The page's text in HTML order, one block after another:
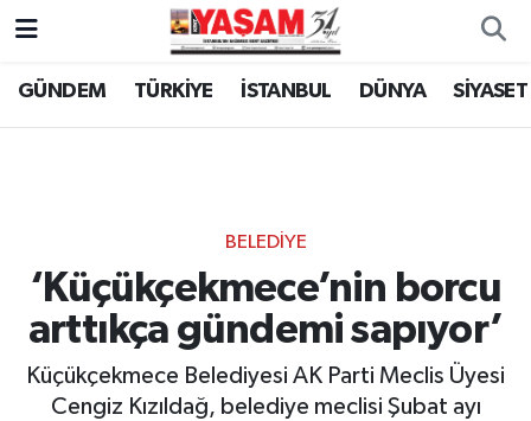
GÜNDEM TÜRKİYE İSTANBUL DÜNYA SİYASET
BELEDİYE
‘Küçükçekmece’nin borcu
arttıkça gündemi sapıyor’
Küçükçekmece Belediyesi AK Parti Meclis Üyesi
Cengiz Kızıldağ, belediye meclisi Şubat ayı